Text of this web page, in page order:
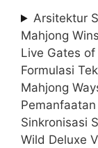
Arsitektur
Mahjong
Live Gates of
Formulasi
Mahjong
Sinkronisasi
Wild Deluxe